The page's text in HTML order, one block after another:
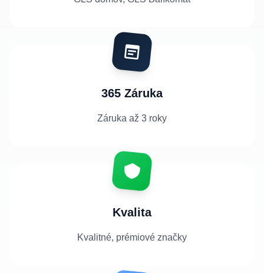
365 Záruka
Záruka až 3 roky
Kvalita
Kvalitné, prémiové značky